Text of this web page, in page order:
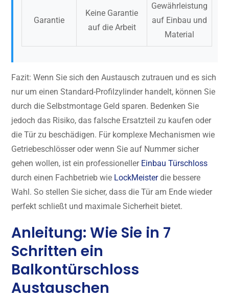
Garantie
Keine Garantie
auf die Arbeit
Gewährleistung
auf Einbau und
Material
Fazit: Wenn Sie sich den Austausch zutrauen und es sich
nur um einen Standard-Profilzylinder handelt, können Sie
durch die Selbstmontage Geld sparen. Bedenken Sie
jedoch das Risiko, das falsche Ersatzteil zu kaufen oder
die Tür zu beschädigen. Für komplexe Mechanismen wie
Getriebeschlösser oder wenn Sie auf Nummer sicher
gehen wollen, ist ein professioneller Einbau Türschloss
durch einen Fachbetrieb wie LockMeisterdie bessere
Wahl. So stellen Sie sicher, dass die Tür am Ende wieder
perfekt schließt und maximale Sicherheit bietet.
Anleitung: Wie Sie in 7
Schritten ein
Balkontürschloss
Austauschen